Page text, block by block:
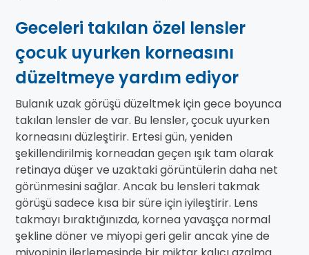
Geceleri takılan özel lensler
çocuk uyurken korneasını
düzeltmeye yardım ediyor
Bulanık uzak görüşü düzeltmek için gece boyunca
takılan lensler de var. Bu lensler, çocuk uyurken
korneasını düzleştirir. Ertesi gün, yeniden
şekillendirilmiş korneadan geçen ışık tam olarak
retinaya düşer ve uzaktaki görüntülerin daha net
görünmesini sağlar. Ancak bu lensleri takmak
görüşü sadece kısa bir süre için iyileştirir. Lens
takmayı bıraktığınızda, kornea yavaşça normal
şekline döner ve miyopi geri gelir ancak yine de